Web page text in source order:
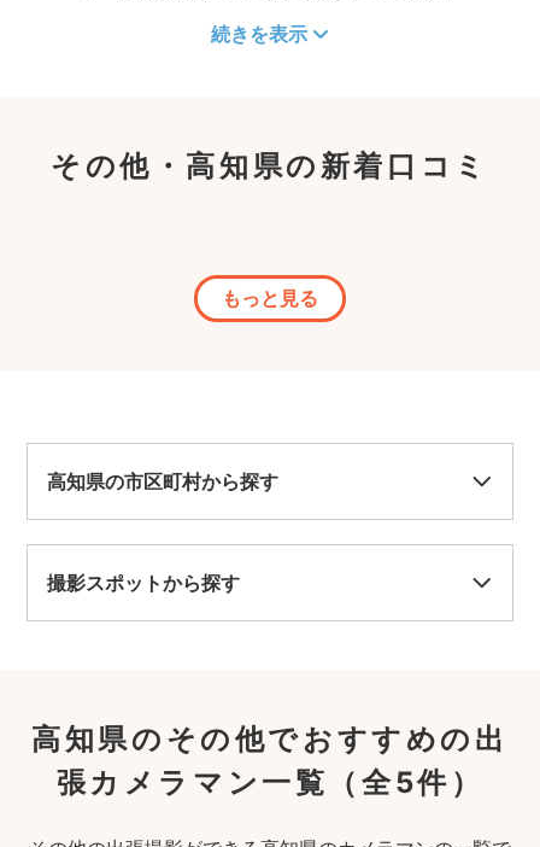
続きを表示
その他・高知県の新着口コミ
もっと見る
高知県の市区町村から探す
撮影スポットから探す
高知県のその他でおすすめの出
張カメラマン一覧
（全5件）